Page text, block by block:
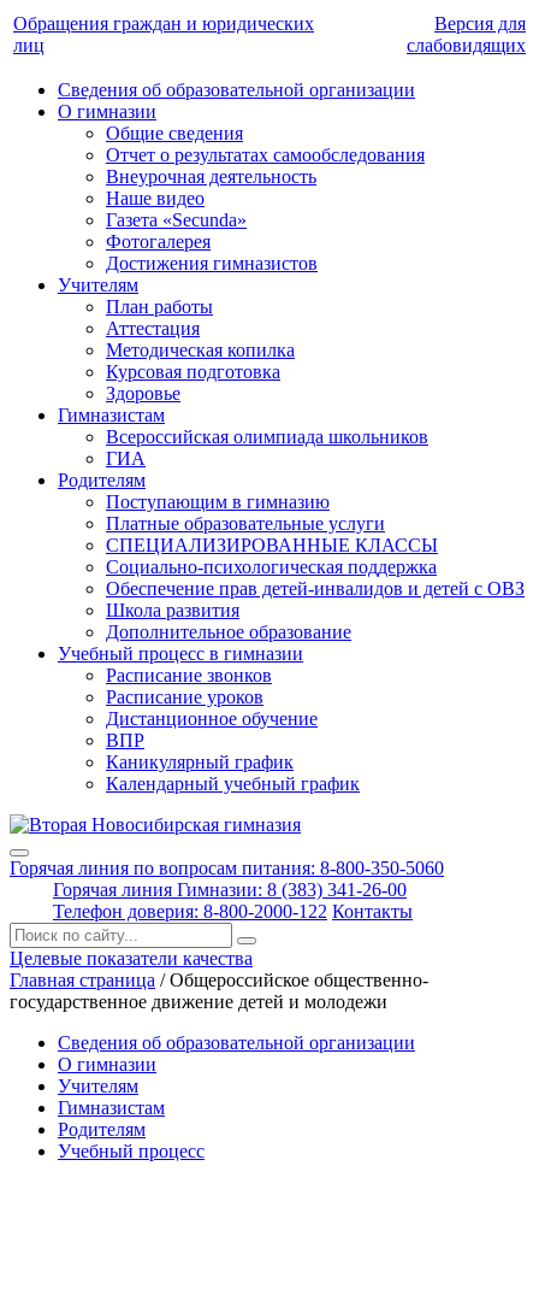
Обращения граждан и юридических
лиц
Версия для
слабовидящих
Сведения об образовательной организации
О гимназии
Общие сведения
Отчет о результатах самообследования
Внеурочная деятельность
Наше видео
Газета «Secunda»
Фотогалерея
Достижения гимназистов
Учителям
План работы
Аттестация
Методическая копилка
Курсовая подготовка
Здоровье
Гимназистам
Всероссийская олимпиада школьников
ГИА
Родителям
Поступающим в гимназию
Платные образовательные услуги
СПЕЦИАЛИЗИРОВАННЫЕ КЛАССЫ
Социально-психологическая поддержка
Обеспечение прав детей-инвалидов и детей с ОВЗ
Школа развития
Дополнительное образование
Учебный процесс в гимназии
Расписание звонков
Расписание уроков
Дистанционное обучение
ВПР
Каникулярный график
Календарный учебный график
Горячая линия по вопросам питания: 8-800-350-5060
Горячая линия Гимназии: 8 (383) 341-26-00
Телефон доверия: 8-800-2000-122 Контакты
Поиск:
Целевые показатели качества
Главная страница /Общероссийское общественно-
государственное движение детей и молодежи
Сведения об образовательной организации
О гимназии
Учителям
Гимназистам
Родителям
Учебный процесс